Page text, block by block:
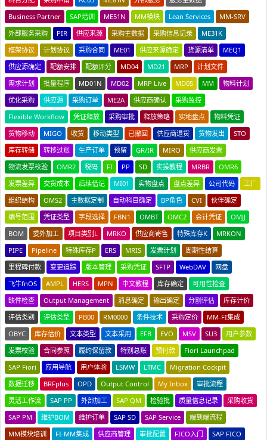
Business Partner
SAP培训 ME51N MM模块 Lean Services
MM-SRV
外部服务采购
PIR 供应来源 采购主数据 采购信息记录
ME31K
框架协议
计划协议 采购合同 ME01 供应来源确定 货源清单
MEQ1
供应源确定
配额安排 配额评分 MD04 MD21 MRP
计划文件
需求计划
批量程序 MD01N MD02 MRP Live MD05 MM
物料计划
优化采购
供应源 采购订单 ME2A 供应商确认
采购监控
Flexible Workflow
凭证释放 采购审批 释放策略 实地盘点
物料凭证
货物移动
MIGO 收货 移动类型 已撤回 供应商退货 货物发出
STO
库存转储
转移过账 生产订单 预留 GR/IR MIRO
供应商发票
物流发票校验
OMR2 税码 FI PP SD 实操教程 MRBR
OMR6
发票差异
交货成本 后续借记 MI01 实物盘点 盘点差异 公司代码
工厂
组织结构
OMS2 主数据定制 自动科目确定 BP角色 CVI
伙伴确定
编号范围
凭证类型 字段选择 FBN1 OMBT OMC2 会计凭证
OMJJ
BOM
委外加工 项目类别L MRKO 供应商寄售 特殊库存K
MRKON
PIPE
Pipeline 特殊库存P ERS MRIS 发票计划
周期性结算
里程碑付款
变更追踪 版本管理 采购凭证 SFTP WebDAV
网盘
飞牛fnOS
AMPL HERS MPN 中文教程 库存确定
可用性检查
缺件检查
Output Management 消息确定 输出确定 分割评估
库存计价
评估类别
评估类型 PB00 RM0000 条件技术 采购定价
MM-FI集成
OBYC
库存估价 文本类型 文本采用 EFB EVO MSV SU3
用户参数
发票校验
合同参照 履约保留款 特别总账 预付款
Fiori Launchpad
SAP Fiori
应用导航 用户体验 LSMW LTMC
Migration Cockpit
数据迁移
BRFplus OPD Output Control My Inbox
审批流程
灵活工作流
SAP PP 外部加工 SAP QM 检验批 质量信息记录
采购收货
SAP PM
维护BOM 维护订单 SAP SD SAP Service
端到端流程
MM模块培训
FI-MM集成 供应商管理 审批配置 FICO入门
SAP FICO